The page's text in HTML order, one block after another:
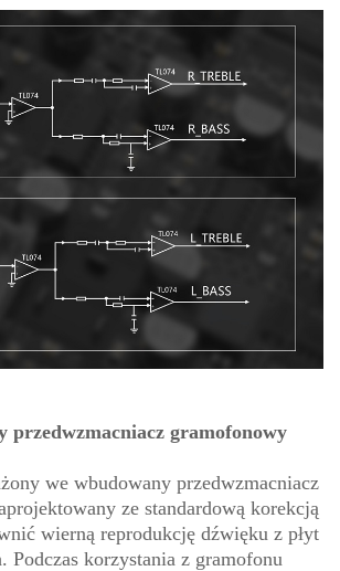
przedwzmacniacz gramofonowy
we wbudowany przedwzmacniacz
ze standardową korekcją
wierną reprodukcję dźwięku z płyt
Podczas korzystania z gramofonu